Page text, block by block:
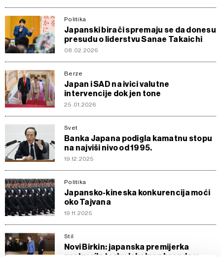
Politika
Japanski birači spremaju se da donesu
presudu o liderstvu Sanae Takaichi
08.02.2026
Berze
Japan i SAD na ivici valutne
intervencije dok jen tone
25.01.2026
Svet
Banka Japana podigla kamatnu stopu
na najviši nivo od 1995.
19.12.2025
Politika
Japansko-kineska konkurencija moći
oko Tajvana
19.11.2025
Stil
Novi Birkin: japanska premijerka